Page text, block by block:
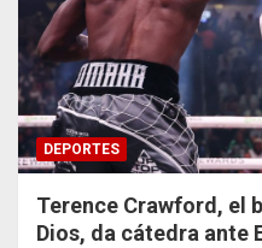
DEPORTES
Terence Crawford, el
Dios, da cátedra ante